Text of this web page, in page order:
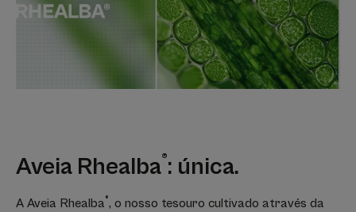
Aveia Rhealba®: única.
A Aveia Rhealba®, o nosso tesouro cultivado através da